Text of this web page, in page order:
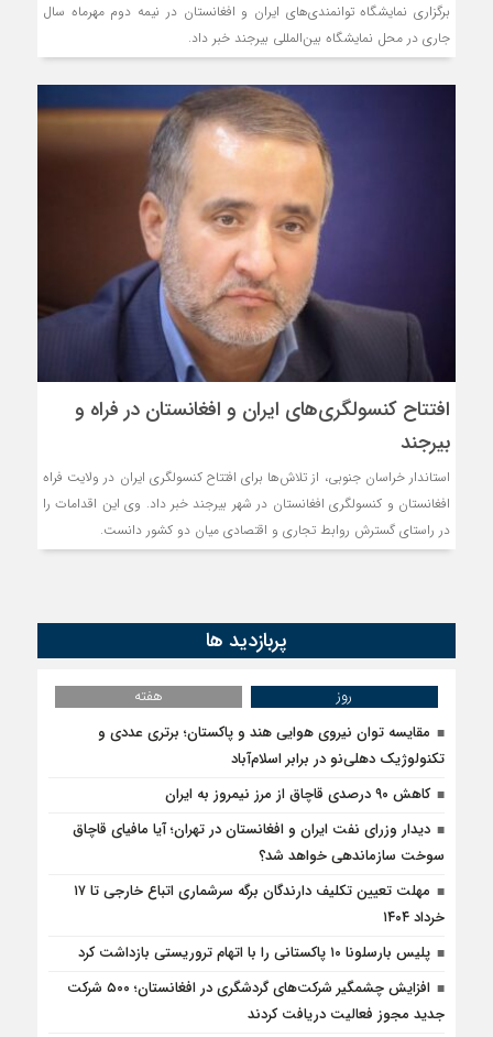
برگزاری نمایشگاه توانمندی‌های ایران و افغانستان در نیمه دوم مهرماه سال
جاری در محل نمایشگاه بین‌المللی بیرجند خبر داد.
افتتاح کنسولگری‌های ایران و افغانستان در فراه و
بیرجند
استاندار خراسان جنوبی، از تلاش‌ها برای افتتاح کنسولگری ایران در ولایت فراه
افغانستان و کنسولگری افغانستان در شهر بیرجند خبر داد. وی این اقدامات را
در راستای گسترش روابط تجاری و اقتصادی میان دو کشور دانست.
پربازدید ها
روز
هفته
مقایسه توان نیروی هوایی هند و پاکستان؛ برتری عددی و
تکنولوژیک دهلی‌نو در برابر اسلام‌آباد
کاهش ۹۰ درصدی قاچاق از مرز نیمروز به ایران
دیدار وزرای نفت ایران و افغانستان در تهران؛ آیا مافیای قاچاق
سوخت سازماندهی خواهد شد؟
مهلت تعیین تکلیف دارندگان برگه سرشماری اتباع خارجی تا ۱۷
خرداد ۱۴۰۴
پلیس بارسلونا ۱۰ پاکستانی را با اتهام تروریستی بازداشت کرد
افزایش چشمگیر شرکت‌های گردشگری در افغانستان؛ ۵۰۰ شرکت
جدید مجوز فعالیت دریافت کردند